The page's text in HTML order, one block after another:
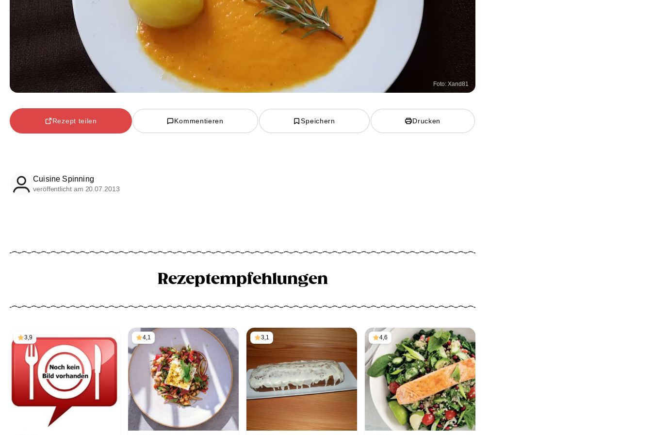
Foto: Xand81
Rezept teilen Kommentieren Speichern Drucken
Cuisine Spinning
veröffentlicht am 20.07.2013
Rezeptempfehlungen
3,9 4,1 3,1 4,6